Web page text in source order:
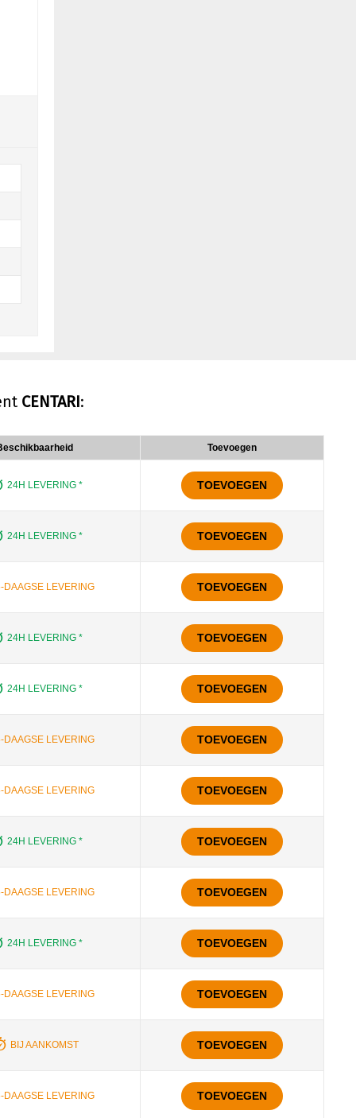
CENTARI:
Toevoegen
24H LEVERING * TOEVOEGEN
24H LEVERING * TOEVOEGEN
DAAGSE LEVERING TOEVOEGEN
24H LEVERING * TOEVOEGEN
24H LEVERING * TOEVOEGEN
DAAGSE LEVERING TOEVOEGEN
DAAGSE LEVERING TOEVOEGEN
24H LEVERING * TOEVOEGEN
DAAGSE LEVERING TOEVOEGEN
24H LEVERING * TOEVOEGEN
DAAGSE LEVERING TOEVOEGEN
BIJ AANKOMST TOEVOEGEN
DAAGSE LEVERING TOEVOEGEN